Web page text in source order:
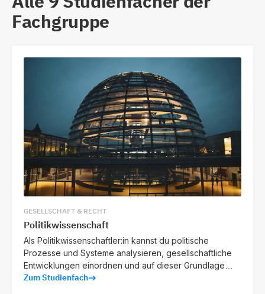
Fachgruppe
GESELLSCHAFT & RECHT
Politikwissenschaft
Als Politikwissenschaftler:in kannst du politische
Prozesse und Systeme analysieren, gesellschaftliche
Entwicklungen einordnen und auf dieser Grundlage
Impulse für politische Entscheidungen geben.
Zum Studienfach